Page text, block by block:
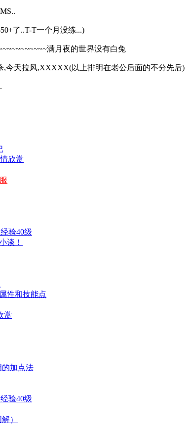
了..T-T一个月没练...)
满月夜的世界没有白兔
,今天拉风,XXXXX(以上排明在老公后面的不分先后)
欣赏
验40级
谈！
性和技能点
赏
的加点法
验40级
）